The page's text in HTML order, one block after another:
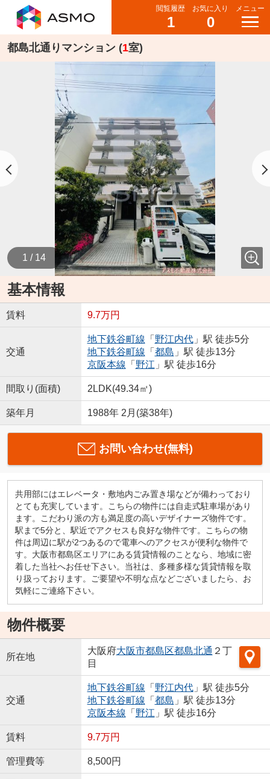
閲覧履歴
1
お気に入り
0
メニュー
都島北通りマンション (1室)
1 / 14
基本情報
賃料 9.7万円
交通
地下鉄谷町線 「 野江内代」駅 徒歩5分
地下鉄谷町線 「 都島 」駅 徒歩13分
京阪本線 「 野江 」駅 徒歩16分
間取り(面積) 2LDK(49.34㎡)
築年月 1988年 2月(築38年)
お問い合わせ(無料)
共用部にはエレベータ・敷地内ごみ置き場などが備わっており
とても充実しています。こちらの物件には自走式駐車場があり
ます。こだわり派の方も満足度の高いデザイナーズ物件です。
駅まで5分と、駅近でアクセスも良好な物件です。こちらの物
件は周辺に駅が2つあるので電車へのアクセスが便利な物件で
す。大阪市都島区エリアにある賃貸情報のことなら、地域に密
着した当社へお任せ下さい。当社は、多種多様な賃貸情報を取
り扱っております。ご要望や不明な点などございましたら、お
気軽にご連絡下さい。
物件概要
所在地
大阪府大阪市都島区都島北通 ２丁
目
交通
地下鉄谷町線 「 野江内代」駅 徒歩5分
地下鉄谷町線 「 都島 」駅 徒歩13分
京阪本線 「 野江 」駅 徒歩16分
賃料 9.7万円
管理費等 8,500円